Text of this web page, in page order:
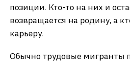
позиции. Кто-то на них и
возвращается на родину, а
карьеру.
Обычно трудовые мигранты